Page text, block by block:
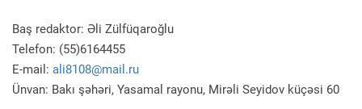
Baş redaktor: Əli Zülfüqaroğlu
Telefon: (55)6164455
E-mail: ali8108@mail.ru
Ünvan: Bakı şəhəri, Yasamal rayonu, Mirəli Seyidov küçəsi 60